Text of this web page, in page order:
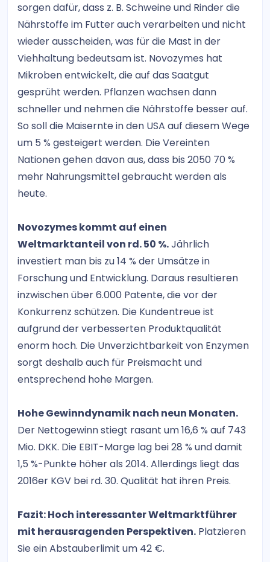
sorgen dafür, dass z. B. Schweine und Rinder die
Nährstoffe im Futter auch verarbeiten und nicht
wieder ausscheiden, was für die Mast in der
Viehhaltung bedeutsam ist. Novozymes hat
Mikroben entwickelt, die auf das Saatgut
gesprüht werden. Pflanzen wachsen dann
schneller und nehmen die Nährstoffe besser auf.
So soll die Maisernte in den USA auf diesem Wege
um 5 % gesteigert werden. Die Vereinten
Nationen gehen davon aus, dass bis 2050 70 %
mehr Nahrungsmittel gebraucht werden als
heute.
Novozymes kommt auf einen
Weltmarktanteil von rd. 50 %.Jährlich
investiert man bis zu 14 % der Umsätze in
Forschung und Entwicklung. Daraus resultieren
inzwischen über 6.000 Patente, die vor der
Konkurrenz schützen. Die Kundentreue ist
aufgrund der verbesserten Produktqualität
enorm hoch. Die Unverzichtbarkeit von Enzymen
sorgt deshalb auch für Preismacht und
entsprechend hohe Margen.
Hohe Gewinndynamik nach neun Monaten.
Der Nettogewinn stiegt rasant um 16,6 % auf 743
Mio. DKK. Die EBIT-Marge lag bei 28 % und damit
1,5 %-Punkte höher als 2014. Allerdings liegt das
2016er KGV bei rd. 30. Qualität hat ihren Preis.
Fazit: Hoch interessanter Weltmarktführer
mit herausragenden Perspektiven. Platzieren
Sie ein Abstauberlimit um 42 €.